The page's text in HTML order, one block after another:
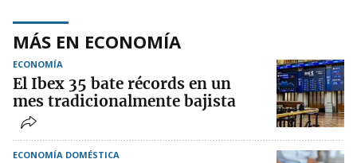
MÁS EN ECONOMÍA
ECONOMÍA
El Ibex 35 bate récords en un
mes tradicionalmente bajista
ECONOMÍA DOMÉSTICA